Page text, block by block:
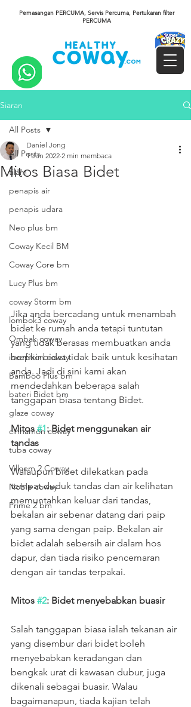
Pemasangan PERCUMA, Servis Percuma, Pertukaran filter
PERCUMA
Siaran
All Posts
tilam
penapis air
penapis udara
Neo plus bm
Coway Kecil BM
Coway Core bm
Lucy Plus bm
coway Storm bm
lombok3 coway
Ombak coway
inception coway
Bamboo Plus bm
bateri Bidet bm
glaze coway
cinnamon coway
tuba coway
Villaem 2 Coway
Noble coway
Prime 2 bm
All Posts
Mitos Biasa Bidet
Daniel Jong
1 Jun 2022 2 min membaca
Jika anda bercadang untuk menambah
bidet ke rumah anda tetapi tuntutan
yang tidak berasas membuatkan anda
berfikir bidet tidak baik untuk kesihatan
anda. Jadi di sini kami akan
mendedahkan beberapa salah
tanggapan biasa tentang Bidet.
Mitos #1: Bidet menggunakan air
tandas
Walaupun bidet dilekatkan pada
tempat duduk tandas dan air kelihatan
memuntahkan keluar dari tandas,
bekalan air sebenar datang dari paip
yang sama dengan paip. Bekalan air
bidet adalah sebersih air dalam hos
dapur, dan tiada risiko pencemaran
dengan air tandas terpakai.
Mitos #2: Bidet menyebabkan buasir
Salah tanggapan biasa ialah tekanan air
yang disembur dari bidet boleh
menyebabkan keradangan dan
bengkak urat di kawasan dubur, juga
dikenali sebagai buasir. Walau
bagaimanapun, tiada kajian telah